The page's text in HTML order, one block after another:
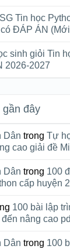
Tin học
ĐÁP ÁN
sinh giỏi Tin
2026-2027
gần đây
Dân trong Tự
cao giải đề
Dân trong 100
cấp huyện
100 bài lập
nâng cao
Dân trong 100